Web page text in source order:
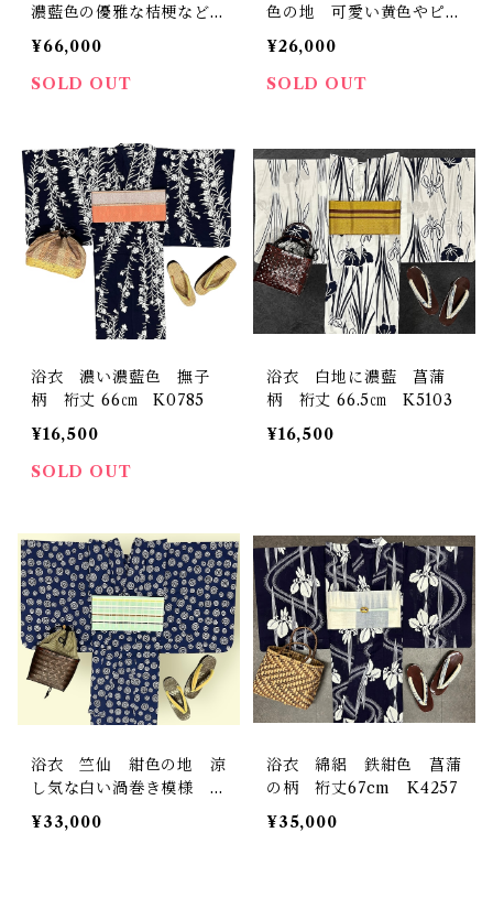
濃藍色の優雅な桔梗など
証紙 反端 しつけ糸つき
お仕立て品 裄丈 67.5
㎝ K6851
¥66,000
SOLD OUT
色の地 可愛い黄色やピン
クの花びら 裄丈 68㎝
K3847
¥26,000
SOLD OUT
浴衣 濃い濃藍色 撫子
柄 裄丈 66㎝ K0785
¥16,500
SOLD OUT
浴衣 白地に濃藍 菖蒲
柄 裄丈 66.5㎝ K5103
¥16,500
浴衣 竺仙 紺色の地 涼
し気な白い渦巻き模様 裄
丈 66㎝ K4844
¥33,000
浴衣 綿絽 鉄紺色 菖蒲
の柄 裄丈67cm K4257
¥35,000